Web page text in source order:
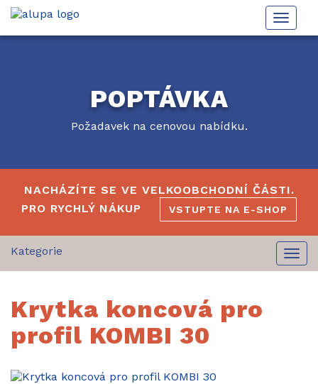
Toggle
POPTÁVKA
Požadavek na cenovou nabídku.
NACHÁZÍTE SE VE VELKOOBCHODNÍ ČÁSTI.
PRO RYCHLÝ NÁKUP
VSTUPTE NA E-SHOP
Krytka koncová pro
profil KOMBI 30